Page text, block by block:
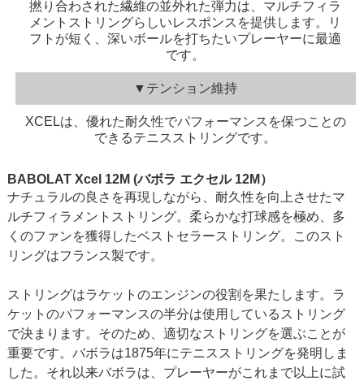
撚り合わされた繊維の並外れた弾力は、マルチフィラ
メントストリングらしいレスポンスを提供します。リ
フトが短く、深いボールを打ちたいプレーヤーに最適
です。
▼テンション維持
XCELは、優れた耐久性でパフォーマンスを保つことの
できるテニスストリングです。
BABOLAT Xcel 12M (バボラ エクセル 12M）
ナチュラルの良さを再現しながら、耐久性を向上させたマ
ルチフィラメントストリング。柔らかな打球感を極め、多
くのファンを獲得したベストセラーストリング。このスト
リングはフランス製です。
ストリングはラケットのエンジンの役割を果たします。ラ
ケットのパフォーマンスの半分は使用しているストリング
で決まります。そのため、適切なストリングを選ぶことが
重要です。バボラは1875年にテニスストリングを発明しま
した。それ以来バボラは、プレーヤーがこれまで以上に試